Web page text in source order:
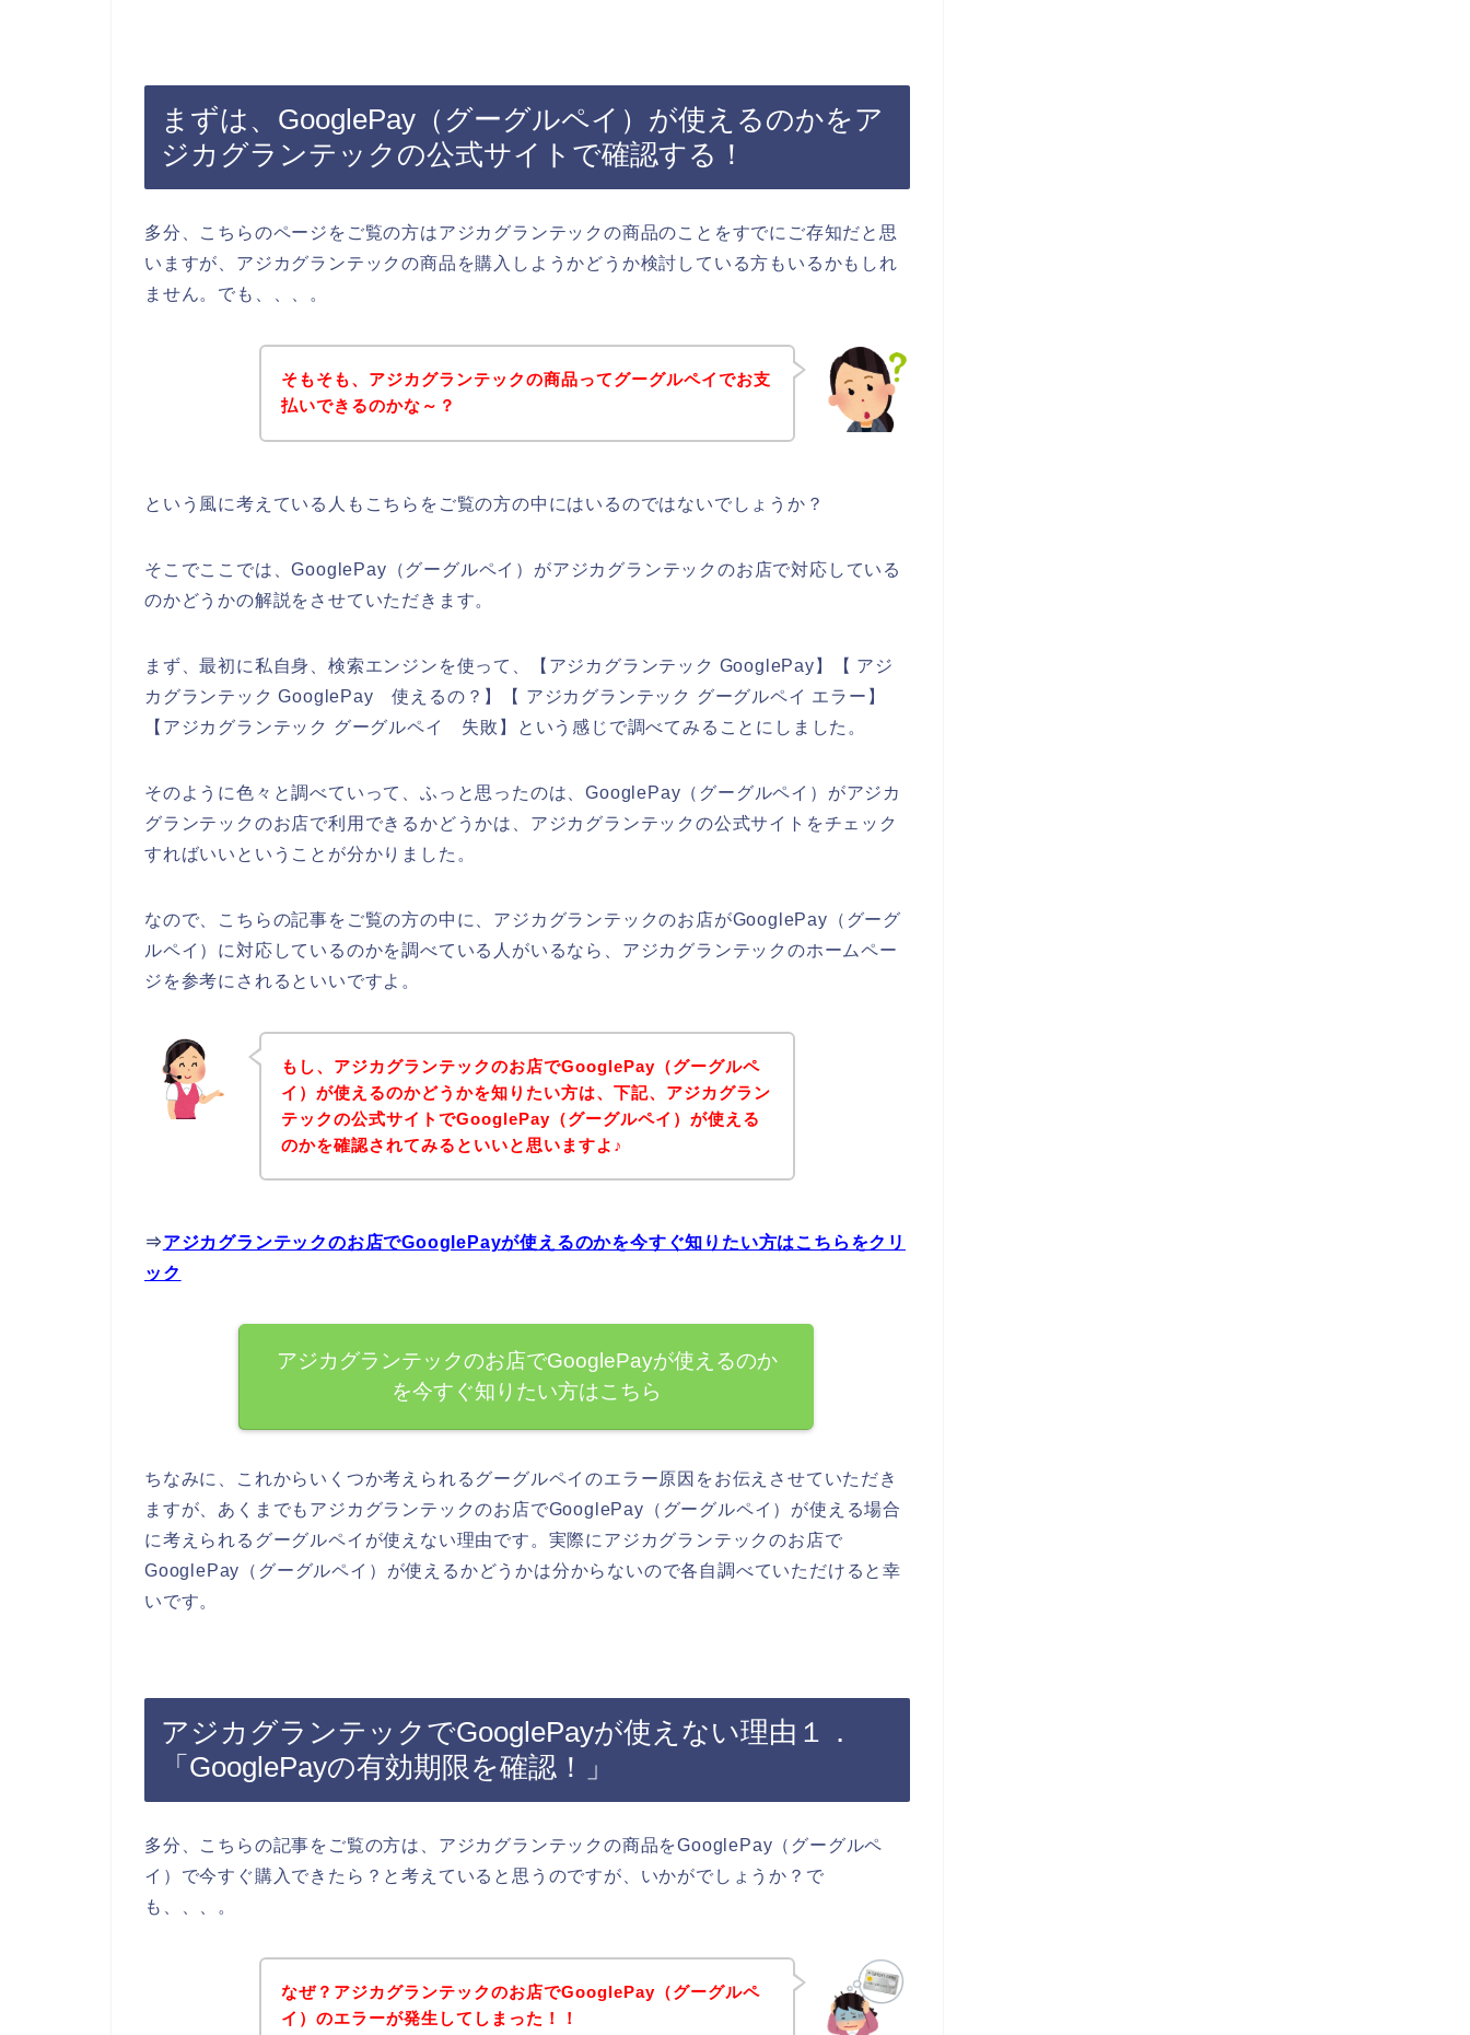
まずは、GooglePay（グーグルペイ）が使えるのかをア
ジカグランテックの公式サイトで確認する！
多分、こちらのページをご覧の方はアジカグランテックの商品のことをすでにご存知だと思
いますが、アジカグランテックの商品を購入しようかどうか検討している方もいるかもしれ
ません。でも、、、。
そもそも、アジカグランテックの商品ってグーグルペイでお支
払いできるのかな～？
という風に考えている人もこちらをご覧の方の中にはいるのではないでしょうか？
そこでここでは、GooglePay（グーグルペイ）がアジカグランテックのお店で対応している
のかどうかの解説をさせていただきます。
まず、最初に私自身、検索エンジンを使って、【アジカグランテック GooglePay】【 アジ
カグランテック GooglePay 使えるの？】【 アジカグランテック グーグルペイ エラー】
【アジカグランテック グーグルペイ 失敗】という感じで調べてみることにしました。
そのように色々と調べていって、ふっと思ったのは、GooglePay（グーグルペイ）がアジカ
グランテックのお店で利用できるかどうかは、アジカグランテックの公式サイトをチェック
すればいいということが分かりました。
なので、こちらの記事をご覧の方の中に、アジカグランテックのお店がGooglePay（グーグ
ルペイ）に対応しているのかを調べている人がいるなら、アジカグランテックのホームペー
ジを参考にされるといいですよ。
もし、アジカグランテックのお店でGooglePay（グーグルペ
イ）が使えるのかどうかを知りたい方は、下記、アジカグラン
テックの公式サイトでGooglePay（グーグルペイ）が使える
のかを確認されてみるといいと思いますよ♪
⇒アジカグランテックのお店でGooglePayが使えるのかを今すぐ知りたい方はこちらをクリ
ック
アジカグランテックのお店でGooglePayが使えるのか
を今すぐ知りたい方はこちら
ちなみに、これからいくつか考えられるグーグルペイのエラー原因をお伝えさせていただき
ますが、あくまでもアジカグランテックのお店でGooglePay（グーグルペイ）が使える場合
に考えられるグーグルペイが使えない理由です。実際にアジカグランテックのお店で
GooglePay（グーグルペイ）が使えるかどうかは分からないので各自調べていただけると幸
いです。
アジカグランテックでGooglePayが使えない理由１．
「GooglePayの有効期限を確認！」
多分、こちらの記事をご覧の方は、アジカグランテックの商品をGooglePay（グーグルペ
イ）で今すぐ購入できたら？と考えていると思うのですが、いかがでしょうか？で
も、、、。
なぜ？アジカグランテックのお店でGooglePay（グーグルペ
イ）のエラーが発生してしまった！！